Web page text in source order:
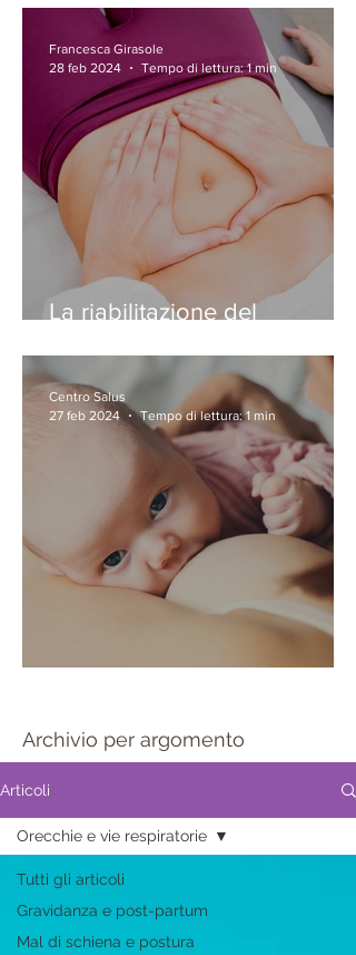
bronchiolite
La riabilitazione del
Francesca Girasole
28 feb 2024
Tempo di lettura: 1 min
Centro Salus
27 feb 2024
Tempo di lettura: 1 min
Archivio per argomento
Articoli
Tutti gli articoli
Gravidanza e post-partum
Mal di schiena e postura
Orecchie e vie respiratorie